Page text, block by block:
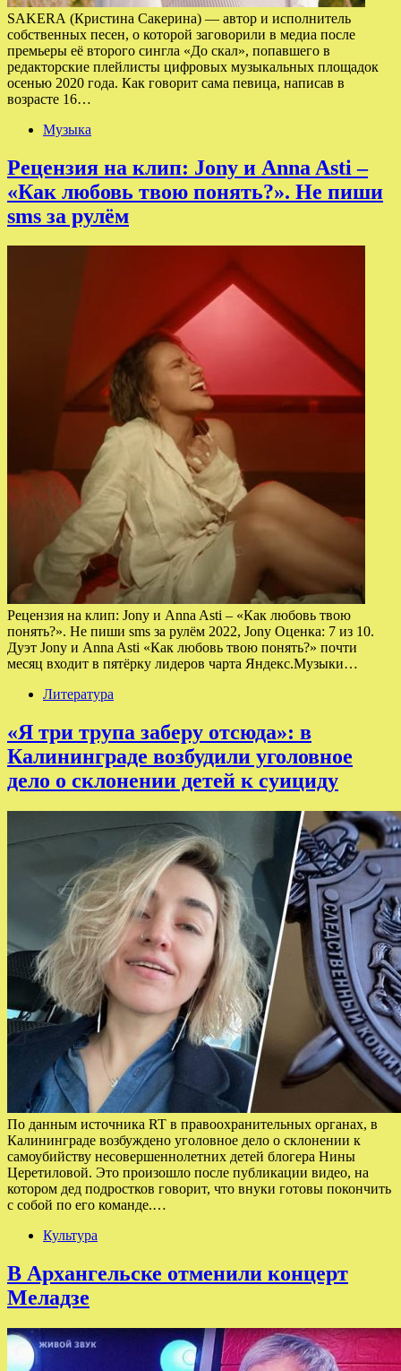
SAKERA (Кристина Сакерина) — автор и исполнитель
собственных песен, о которой заговорили в медиа после
премьеры её второго сингла «До скал», попавшего в
редакторские плейлисты цифровых музыкальных площадок
осенью 2020 года. Как говорит сама певица, написав в
возрасте 16…
Музыка
Рецензия на клип: Jony и Anna Asti –
«Как любовь твою понять?». Не пиши
sms за рулём
Рецензия на клип: Jony и Anna Asti – «Как любовь твою
понять?». Не пиши sms за рулём 2022, Jony Оценка: 7 из 10.
Дуэт Jony и Anna Asti «Как любовь твою понять?» почти
месяц входит в пятёрку лидеров чарта Яндекс.Музыки…
Литература
«Я три трупа заберу отсюда»: в
Калининграде возбудили уголовное
дело о склонении детей к суициду
По данным источника RT в правоохранительных органах, в
Калининграде возбуждено уголовное дело о склонении к
самоубийству несовершеннолетних детей блогера Нины
Церетиловой. Это произошло после публикации видео, на
котором дед подростков говорит, что внуки готовы покончить
с собой по его команде.…
Культура
В Архангельске отменили концерт
Меладзе